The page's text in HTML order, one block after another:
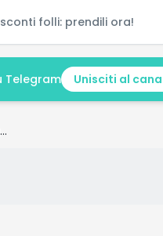
sconti folli: prendili ora!
Telegram Unisciti al
Da by Candela LED lampeggiante con stringa di stelle incorporata, candela a bastoncino LED in acrilico con telecomando a 11 pulsanti e timer, candela elettrica, Dorato, set di 12